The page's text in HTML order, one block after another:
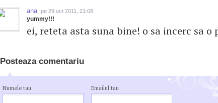
ana pe 29 oct 2011, 21:08
yummy!!!
ei, reteta asta suna bine! o sa incerc sa o
Posteaza comentariu
Numele tau Emailul tau